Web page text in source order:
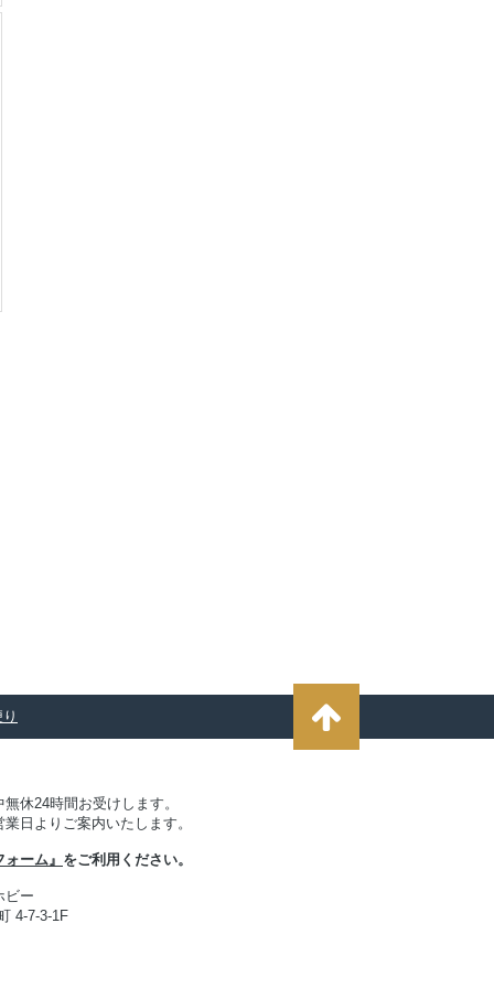
休24時間お受けします。
日よりご案内いたします。
ーム』 をご利用ください。
ビー
4-7-3-1F